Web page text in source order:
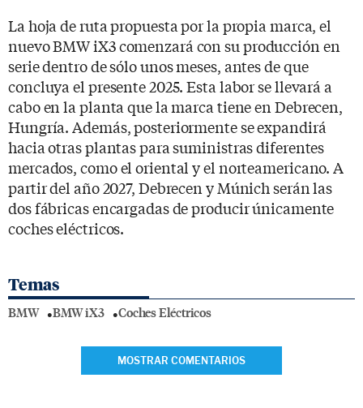
La hoja de ruta propuesta por la propia marca, el
nuevo BMW iX3 comenzará con su producción en
serie dentro de sólo unos meses, antes de que
concluya el presente 2025. Esta labor se llevará a
cabo en la planta que la marca tiene en Debrecen,
Hungría. Además, posteriormente se expandirá
hacia otras plantas para suministras diferentes
mercados, como el oriental y el norteamericano. A
partir del año 2027, Debrecen y Múnich serán las
dos fábricas encargadas de producir únicamente
coches eléctricos.
Temas
BMW BMW iX3 Coches Eléctricos
MOSTRAR COMENTARIOS